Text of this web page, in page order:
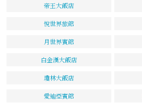
帝王大飯店
悅世界旅館
月世界賓館
白金漢大飯店
瓊林大飯店
愛迪亞賓館